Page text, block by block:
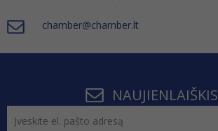
chamber@chamber.lt
NAUJIENLAIŠKIS